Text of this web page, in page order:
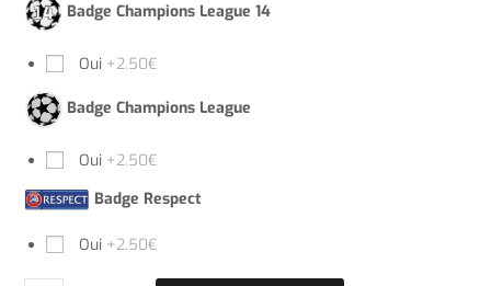
Badge Champions League 14
Oui +2.50€
Badge Champions League
Oui +2.50€
Badge Respect
Oui +2.50€